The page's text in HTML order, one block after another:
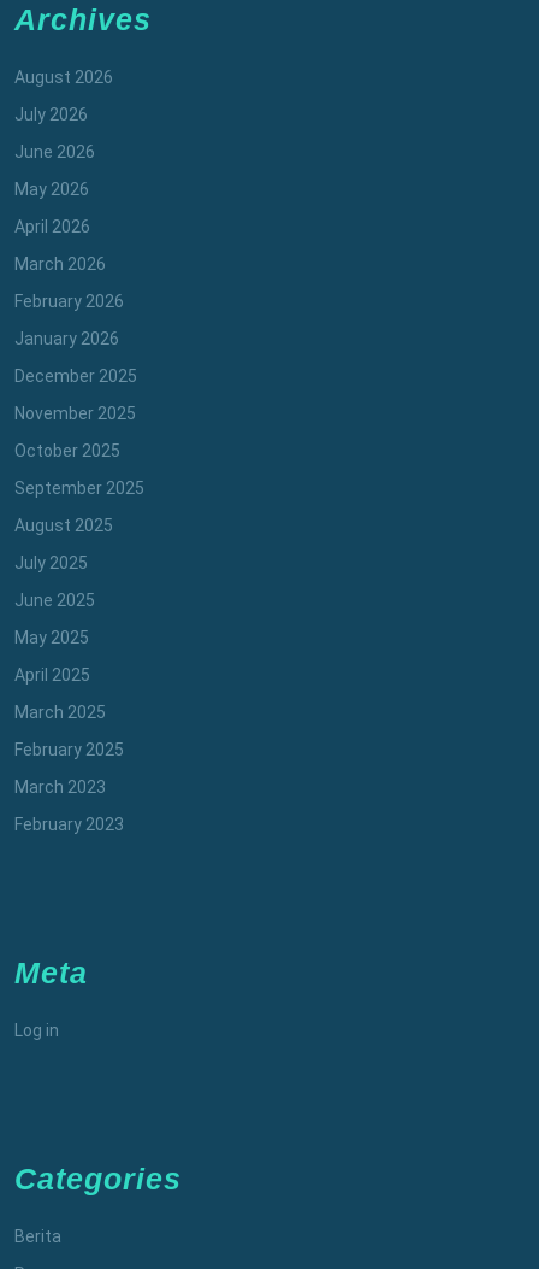
Archives
August 2026
July 2026
June 2026
May 2026
April 2026
March 2026
February 2026
January 2026
December 2025
November 2025
October 2025
September 2025
August 2025
July 2025
June 2025
May 2025
April 2025
March 2025
February 2025
March 2023
February 2023
Meta
Log in
Categories
Berita